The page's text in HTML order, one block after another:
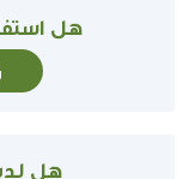
هل
هل